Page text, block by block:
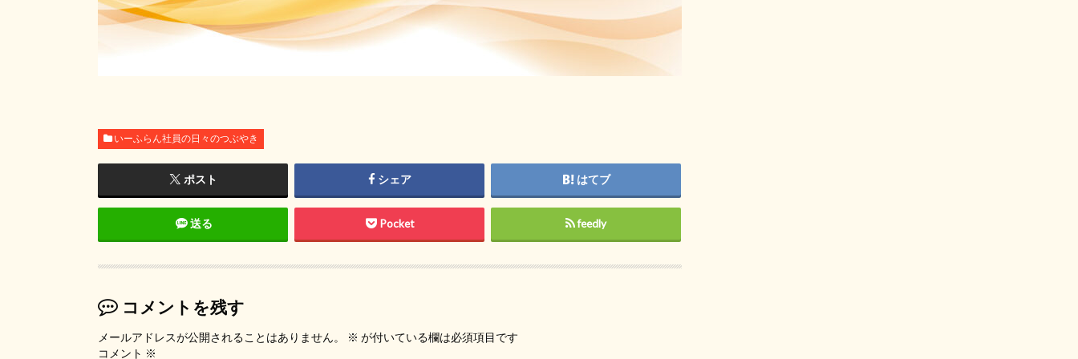
いーふらん社員の日々のつぶやき
ポスト シェア はてブ
送る Pocket feedly
コメントを残す
メールアドレスが公開されることはありません。 ※ が付いている欄は必須項目です
コメント ※